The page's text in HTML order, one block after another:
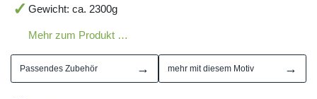
Gewicht: ca. 2300g
Mehr zum Produkt …
Passendes Zubehör → mehr mit diesem Motiv →